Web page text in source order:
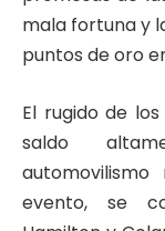
mala fortuna y
puntos de oro
El rugido de
saldo
evento, se